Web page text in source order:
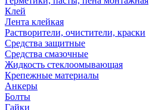
Клей
Лента клейкая
Растворители, очистители, краски
Средства защитные
Средства смазочные
Жидкость стеклоомывающая
Крепежные материалы
Анкеры
Болты
Гайки